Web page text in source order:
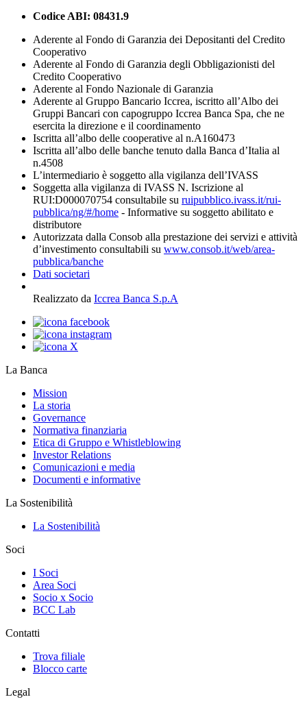
Codice ABI: 08431.9
Aderente al Fondo di Garanzia dei Depositanti del Credito
Cooperativo
Aderente al Fondo di Garanzia degli Obbligazionisti del
Credito Cooperativo
Aderente al Fondo Nazionale di Garanzia
Aderente al Gruppo Bancario Iccrea, iscritto all’Albo dei
Gruppi Bancari con capogruppo Iccrea Banca Spa, che ne
esercita la direzione e il coordinamento
Iscritta all’albo delle cooperative al n.A160473
Iscritta all’albo delle banche tenuto dalla Banca d’Italia al
n.4508
L’intermediario è soggetto alla vigilanza dell’IVASS
Soggetta alla vigilanza di IVASS N. Iscrizione al
RUI:D000070754 consultabile su ruipubblico.ivass.it/rui-
pubblica/ng/#/home - Informative su soggetto abilitato e
distributore
Autorizzata dalla Consob alla prestazione dei servizi e attività
d’investimento consultabili su www.consob.it/web/area-
pubblica/banche
Dati societari
Realizzato da Iccrea Banca S.p.A
La Banca
Mission
La storia
Governance
Normativa finanziaria
Etica di Gruppo e Whistleblowing
Investor Relations
Comunicazioni e media
Documenti e informative
La Sostenibilità
La Sostenibilità
Soci
I Soci
Area Soci
Socio x Socio
BCC Lab
Contatti
Trova filiale
Blocco carte
Legal